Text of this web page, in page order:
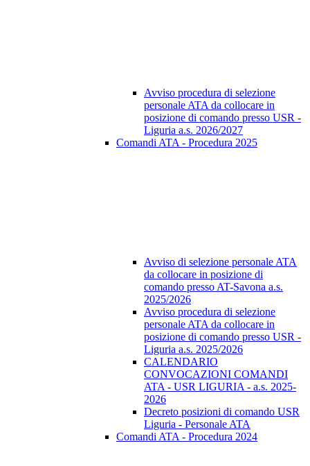
Avviso procedura di selezione
personale ATA da collocare in
posizione di comando presso USR -
Liguria a.s. 2026/2027
Comandi ATA - Procedura 2025
Avviso di selezione personale ATA
da collocare in posizione di
comando presso AT-Savona a.s.
2025/2026
Avviso procedura di selezione
personale ATA da collocare in
posizione di comando presso USR -
Liguria a.s. 2025/2026
CALENDARIO
CONVOCAZIONI COMANDI
ATA - USR LIGURIA - a.s. 2025-
2026
Decreto posizioni di comando USR
Liguria - Personale ATA
Comandi ATA - Procedura 2024